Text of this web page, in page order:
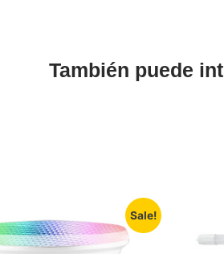
También puede
Sale!